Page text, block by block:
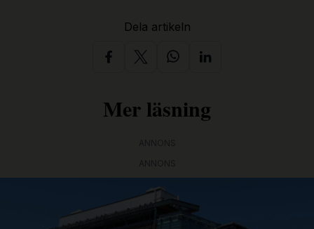
Dela artikeln
Mer läsning